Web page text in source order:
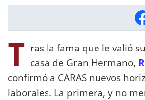
T ras la fama que le valió
casa de Gran Hermano,
confirmó a CARAS nuevos
laborales. La primera, y no